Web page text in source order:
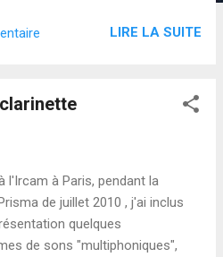
LIRE LA SUITE
l'Ircam à Paris, pendant la
de juillet 2010 , j'ai inclus
quelques
de sons "multiphoniques",